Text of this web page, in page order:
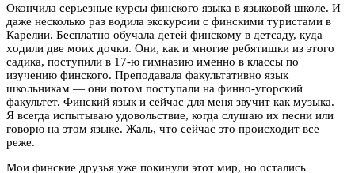
Окончила серьезные курсы финского языка в языковой школе. И
даже несколько раз водила экскурсии с финскими туристами в
Карелии. Бесплатно обучала детей финскому в детсаду, куда
xодили две моих дочки. Они, как и многие ребятишки из этого
садика, поступили в 17-ю гимназию именно в классы по
изучению финского. Преподавала факультативно язык
школьникам — они потом поступали на финно-угорский
факультет. Финский язык и сейчас для меня звучит как музыка.
Я всегда испытываю удовольствие, когда слушаю их песни или
говорю на этом языке. Жаль, что сейчас это происходит все
реже.
Мои финские друзья уже покинули этот мир, но остались